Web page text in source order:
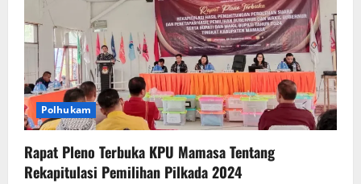
Polhukam
Rapat Pleno Terbuka KPU Mamasa Tentang
Rekapitulasi Pemilihan Pilkada 2024